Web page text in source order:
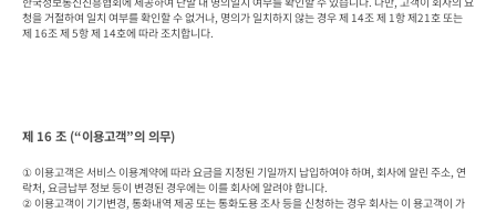
청을 거절하여 일치 여부를 확인할 수 없거나, 명의가 일치하지 않는 경우 제 14조 제 1항 제21호 또는
제 16조 제 5항 제 14호에 따라 조치합니다.
제 16 조 (“이용고객”의 의무)
① 이용고객은 서비스 이용계약에 따라 요금을 지정된 기일까지 납입하여야 하며, 회사에 알린 주소, 연
락처, 요금납부 정보 등이 변경된 경우에는 이를 회사에 알려야 합니다.
② 이용고객이 기기변경, 통화내역 제공 또는 통화도용 조사 등을 신청하는 경우 회사는 이 용고객이 가